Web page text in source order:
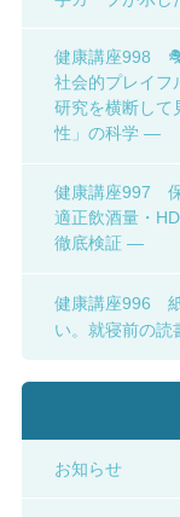
健康講座998
社会的プレイフ
研究を横断して
性」の科学 ―
健康講座997
適正飲酒量・
徹底検証 ―
健康講座996
い。就寝前の読
お知らせ